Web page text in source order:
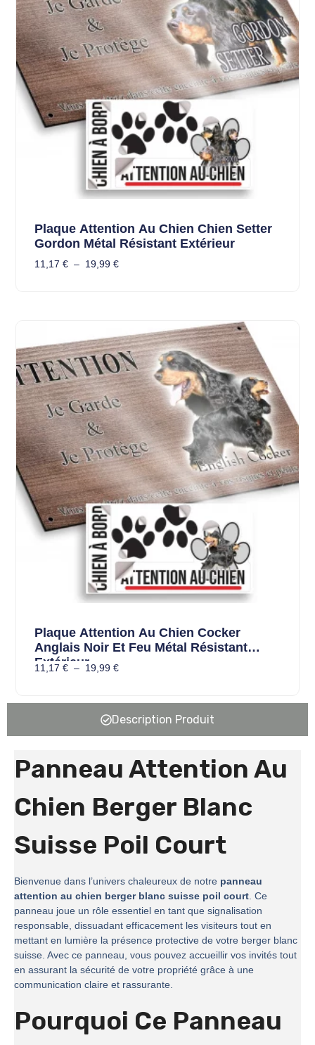
Plaque Attention Au Chien Chien Setter
Gordon Métal Résistant Extérieur
11,17 € – 19,99 €
Plaque Attention Au Chien Cocker
Anglais Noir Et Feu Métal Résistant
Extérieur
11,17 € – 19,99 €
Description Produit
Panneau Attention Au
Chien Berger Blanc
Suisse Poil Court
Bienvenue dans l’univers chaleureux de notre panneau
attention au chien berger blanc suisse poil court. Ce
panneau joue un rôle essentiel en tant que signalisation
responsable, dissuadant efficacement les visiteurs tout en
mettant en lumière la présence protective de votre berger blanc
suisse. Avec ce panneau, vous pouvez accueillir vos invités tout
en assurant la sécurité de votre propriété grâce à une
communication claire et rassurante.
Pourquoi Ce Panneau